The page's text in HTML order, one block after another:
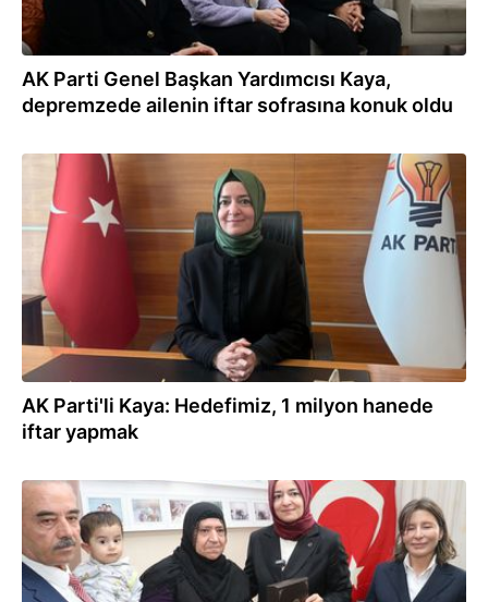
AK Parti Genel Başkan Yardımcısı Kaya,
depremzede ailenin iftar sofrasına konuk oldu
20.02.2026
AK Parti'li Kaya: Hedefimiz, 1 milyon hanede
iftar yapmak
05.02.2026